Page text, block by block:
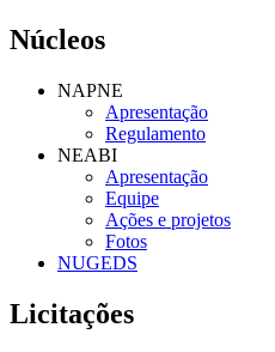
Núcleos
NAPNE
Apresentação
Regulamento
NEABI
Apresentação
Equipe
Ações e projetos
Fotos
NUGEDS
Licitações